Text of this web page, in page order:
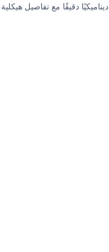
للصدأ 304/316 الفاخر، ويعتمد تصميمًا انسيابيًا ديناميكيًا دقيقًا مع تفاصيل هيكلية